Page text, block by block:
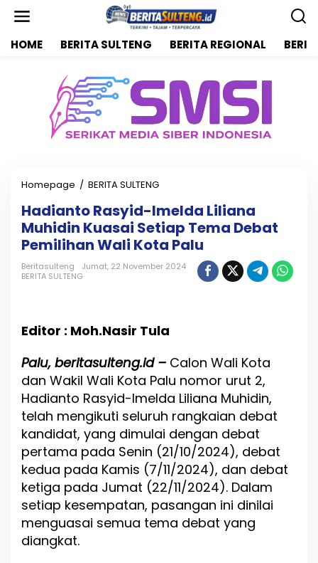
HOME BERITA SULTENG BERITA REGIONAL
Homepage / BERITA SULTENG
d
i
a
n
t
y
d
I
m
e
l
d
a
L
i
l
i
a
Hadianto Rasyid-Imelda Liliana
Muhidin Kuasai Setiap Tema Debat
Pemilihan Wali Kota Palu
Beritasulteng
Jumat, 22 November 2024
BERITA SULTENG
Editor : Moh.Nasir Tula
Palu, beritasulteng.id – Calon Wali Kota
dan Wakil Wali Kota Palu nomor urut 2,
Hadianto Rasyid-Imelda Liliana Muhidin,
telah mengikuti seluruh rangkaian debat
kandidat, yang dimulai dengan debat
pertama pada Senin (21/10/2024), debat
kedua pada Kamis (7/11/2024), dan debat
ketiga pada Jumat (22/11/2024). Dalam
setiap kesempatan, pasangan ini dinilai
menguasai semua tema debat yang
diangkat.